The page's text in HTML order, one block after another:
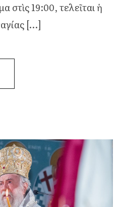
στὶς 19:00, τελεῖται ἡ
[…]